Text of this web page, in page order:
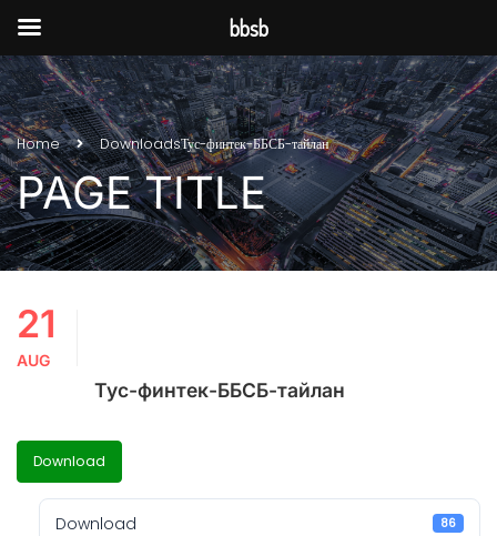
Home DownloadsТус-финтек-ББСБ-тайлан
PAGE TITLE
21
AUG
Тус-финтек-ББСБ-тайлан
Download
Download 86
bbsb